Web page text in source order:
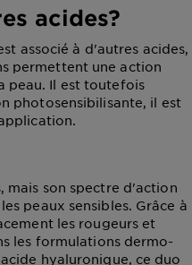
acides?
associé à d'autres acides,
permettent une action
peau. Il est toutefois
photosensibilisante, il est
mais son spectre d'action
peaux sensibles. Grâce à
les rougeurs et
les formulations dermo-
hyaluronique, ce duo